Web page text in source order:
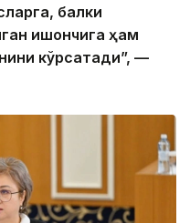
балки
ишончига ҳам
кўрсатади”, —